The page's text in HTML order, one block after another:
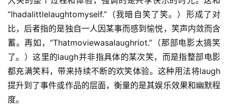
“Ihadalittlelaughtomyself.”（我暗自笑了笑。）形成了对
比，后者指的是独自一人因某事而感到愉悦，笑声内敛而含
蓄。再如，“Thatmoviewasalaughriot.”（那部电影太搞笑
了。）这里的laugh并非指具体的某次笑，而是指整部电影
都充满笑料，带来持续不断的欢笑体验。这种用法将laugh
提升到了事件或作品的层面，衡量的是其娱乐效果和幽默程
度。